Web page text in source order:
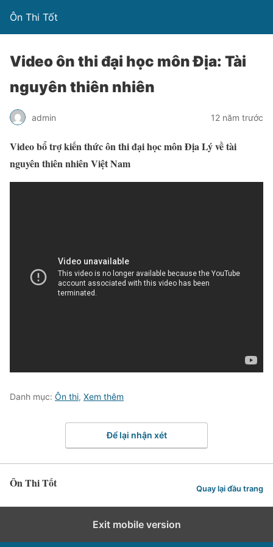
Ôn Thi Tốt
Video ôn thi đại học môn Địa: Tài
nguyên thiên nhiên
admin 12 năm trước
Video bổ trợ kiến thức ôn thi đại học môn Địa Lý về tài
nguyên thiên nhiên Việt Nam
Danh mục: Ôn thi, Xem thêm
Để lại nhận xét
Ôn Thi Tốt Quay lại đầu trang
Exit mobile version